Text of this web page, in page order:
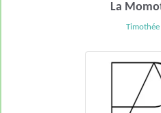
La
Timothée